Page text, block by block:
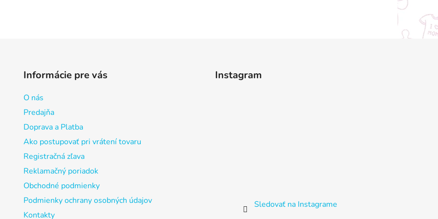
Informácie pre vás
O nás
Predajňa
Doprava a Platba
Ako postupovať pri vrátení tovaru
Registračná zľava
Reklamačný poriadok
Obchodné podmienky
Podmienky ochrany osobných údajov
Kontakty
Instagram
Sledovať na Instagrame